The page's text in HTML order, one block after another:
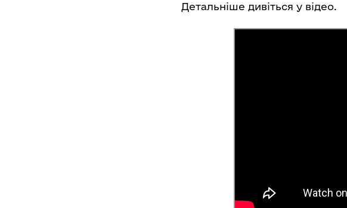
Детальніше дивіться у відео.